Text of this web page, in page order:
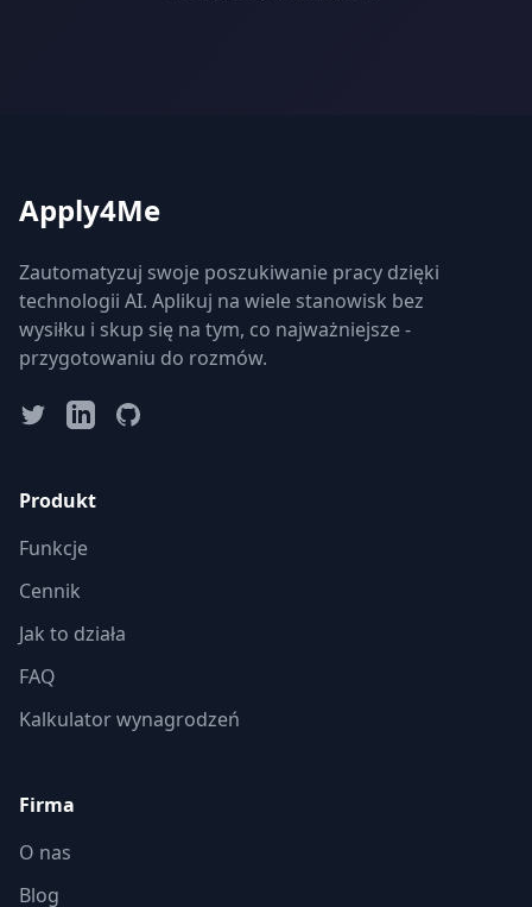
Apply4Me
Zautomatyzuj swoje poszukiwanie pracy dzięki
technologii AI. Aplikuj na wiele stanowisk bez
wysiłku i skup się na tym, co najważniejsze -
przygotowaniu do rozmów.
Produkt
Funkcje
Cennik
Jak to działa
FAQ
Kalkulator wynagrodzeń
Firma
O nas
Blog